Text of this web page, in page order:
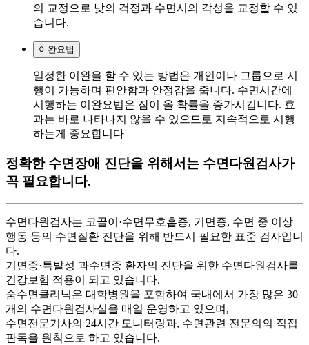
의 교정으로 낮의 걱정과 수면시의 각성을 교정할 수 있
습니다.
이완요법
일정한 이완을 할 수 있는 방법은 개인이나 그룹으로 시
행이 가능하며 편안함과 안정감을 줍니다. 수면시간에
시행하는 이완요법은 잠이 올 확률을 증가시킵니다. 효
과는 바로 나타나지 않을 수 있으므로 지속적으로 시행
하는게 중요합니다
정확한 수면장애 진단을 위해서는 수면다원검사가
꼭 필요합니다.
수면다원검사는 코골이·수면무호흡증, 기면증, 수면 중 이상
행동 등의 수면질환 진단을 위해 반드시 필요한 표준 검사입니
다.
기면증·특발성 과수면증 환자의 진단을 위한 수면다원검사를
건강보험 적용이 되고 있습니다.
숨수면클리닉은 대학병원을 포함하여 국내에서 가장 많은 30
개의 수면다원검사실을 매일 운영하고 있으며,
수면전문기사의 24시간 모니터링과, 수면관련 전문의의 직접
판독을 원칙으로 하고 있습니다.